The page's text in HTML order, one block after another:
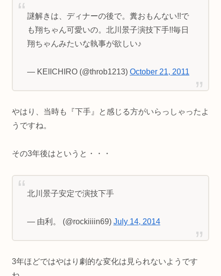
謎解きは、ディナーの後で。糞おもんない!!で
も翔ちゃん可愛いの。北川景子演技下手!!毎日
翔ちゃんみたいな執事が欲しい♪
— KEIICHIRO (@throb1213) October 21, 2011
やはり、当時も『下手』と感じる方がいらっしゃったよ
うですね。
その3年後はというと・・・
北川景子安定で演技下手
— 由利。 (@rockiiiin69) July 14, 2014
3年ほどではやはり劇的な変化は見られないようです